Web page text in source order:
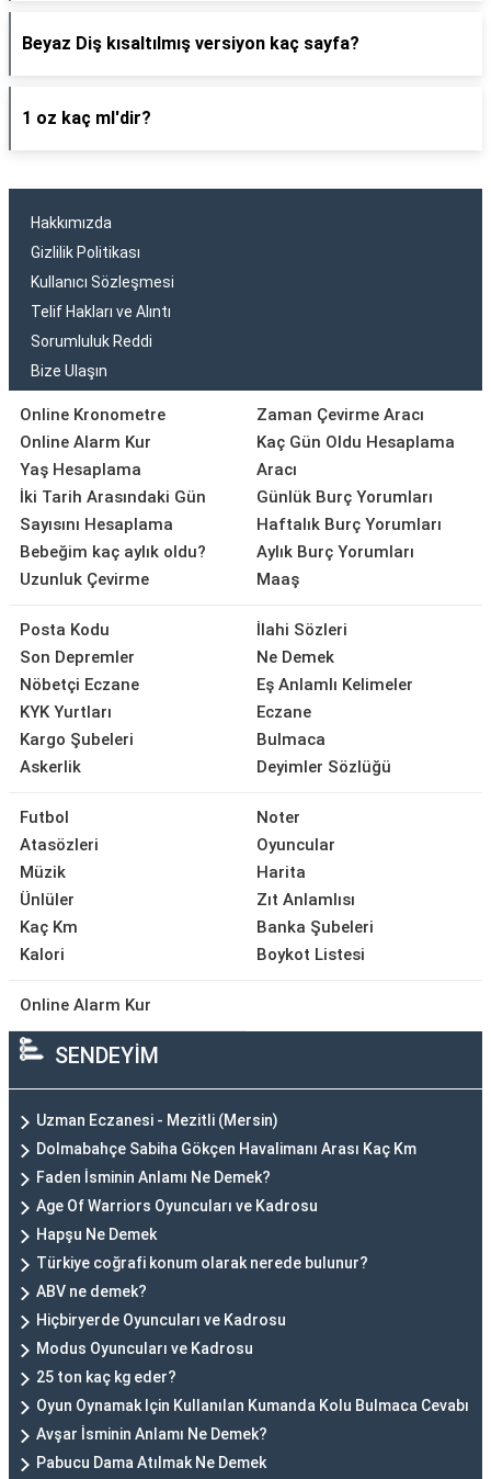
Beyaz Diş kısaltılmış versiyon kaç sayfa?
1 oz kaç ml'dir?
Hakkımızda
Gizlilik Politikası
Kullanıcı Sözleşmesi
Telif Hakları ve Alıntı
Sorumluluk Reddi
Bize Ulaşın
Online Kronometre
Online Alarm Kur
Yaş Hesaplama
İki Tarih Arasındaki Gün
Sayısını Hesaplama
Bebeğim kaç aylık oldu?
Uzunluk Çevirme
Zaman Çevirme Aracı
Kaç Gün Oldu Hesaplama
Aracı
Günlük Burç Yorumları
Haftalık Burç Yorumları
Aylık Burç Yorumları
Maaş
Posta Kodu
Son Depremler
Nöbetçi Eczane
KYK Yurtları
Kargo Şubeleri
Askerlik
İlahi Sözleri
Ne Demek
Eş Anlamlı Kelimeler
Eczane
Bulmaca
Deyimler Sözlüğü
Futbol
Atasözleri
Müzik
Ünlüler
Kaç Km
Kalori
Noter
Oyuncular
Harita
Zıt Anlamlısı
Banka Şubeleri
Boykot Listesi
Online Alarm Kur
SENDEYİM
Uzman Eczanesi - Mezitli (Mersin)
Dolmabahçe Sabiha Gökçen Havalimanı Arası Kaç Km
Faden İsminin Anlamı Ne Demek?
Age Of Warriors Oyuncuları ve Kadrosu
Hapşu Ne Demek
Türkiye coğrafi konum olarak nerede bulunur?
ABV ne demek?
Hiçbiryerde Oyuncuları ve Kadrosu
Modus Oyuncuları ve Kadrosu
25 ton kaç kg eder?
Oyun Oynamak Için Kullanılan Kumanda Kolu Bulmaca Cevabı
Avşar İsminin Anlamı Ne Demek?
Pabucu Dama Atılmak Ne Demek